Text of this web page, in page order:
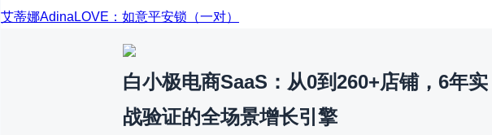
艾蒂娜AdinaLOVE：如意平安锁（一对）
白小极电商SaaS：从0到260+店铺，6年实
战验证的全场景增长引擎